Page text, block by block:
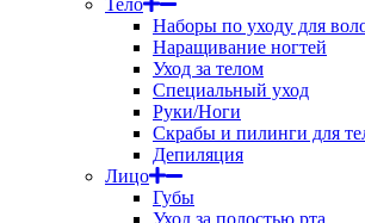
Тело
Наборы по уходу для
Наращивание ногтей
Уход за телом
Специальный уход
Руки/Ноги
Скрабы и пилинги для
Депиляция
Лицо
Губы
Уход за полостью рта